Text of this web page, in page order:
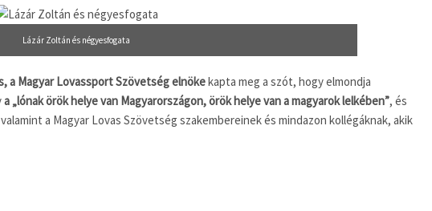
Lázár Zoltán és négyesfogata
a Magyar Lovassport Szövetség elnökekapta meg a szót, hogy elmondja
a „lónak örök helye van Magyarországon, örök helye van a magyarok lelkében”, és
a Magyar Lovas Szövetség szakembereinek és mindazon kollégáknak, akik